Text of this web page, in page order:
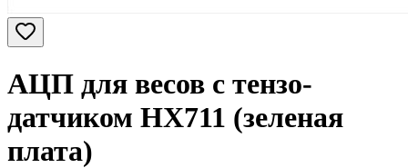
АЦП для весов с тензо-
датчиком HX711 (зеленая
плата)